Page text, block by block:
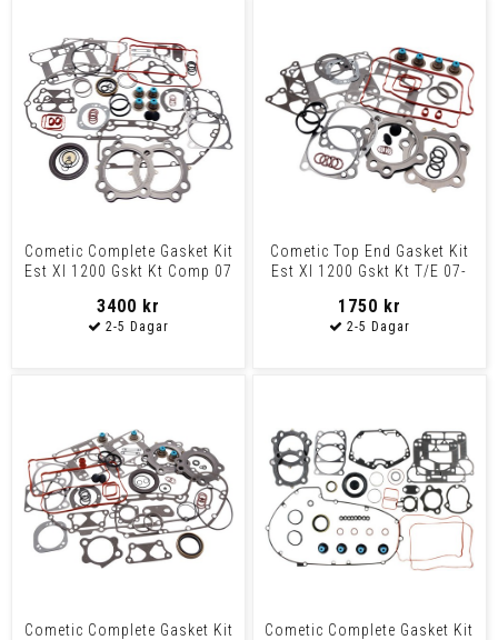
Cometic Complete Gasket Kit
Est Xl 1200 Gskt Kt Comp 07
3400 kr
Cometic Top End Gasket Kit
Est Xl 1200 Gskt Kt T/E 07-
1750 kr
Cometic Complete Gasket Kit
Cometic Complete Gasket Kit